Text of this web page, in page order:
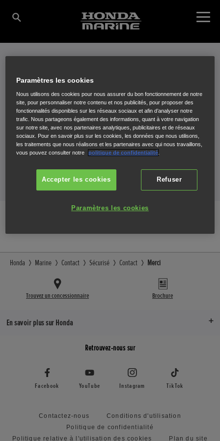
MERCI
Nous avons bien pris en compte
votre demande et la traitons dans
les meilleurs délais.
Honda Marine Contact Sécurisé Contact Merci
Trouvez un concessionnaire Brochure
En savoir plus sur Honda
Retrouvez-nous sur
Facebook YouTube Instagram TikTok
Contactez-nous
Conditions d'utilisation
Politique de confidentialité
Politique relative à l'utilisation des cookies
Plan du site
Paramètres les cookies
Nous utilisons des cookies pour nous assurer du bon fonctionnement de notre
site, pour personnaliser notre contenu et nos publicités, pour proposer des
fonctionnalités disponibles sur les réseaux sociaux et afin d’analyser notre
trafic. Nous partageons également des informations, quant à votre navigation
sur notre site, avec nos partenaires analytiques, publicitaires et de réseaux
sociaux. Pour en savoir plus sur les cookies, les données que nous utilisons,
les traitements que nous réalisons et les partenaires avec qui nous travaillons,
vous pouvez consulter notre
politique de confidentialité.
Refuser
Accepter les cookies
Paramètres les cookies